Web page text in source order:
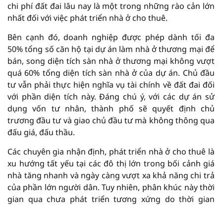
chi phí đất đai lâu nay là một trong những rào cản lớn
nhất đối với việc phát triển nhà ở cho thuê.
Bên cạnh đó, doanh nghiệp được phép dành tối đa
50% tổng số căn hộ tại dự án làm nhà ở thương mại để
bán, song diện tích sàn nhà ở thương mại không vượt
quá 60% tổng diện tích sàn nhà ở của dự án. Chủ đầu
tư vẫn phải thực hiện nghĩa vụ tài chính về đất đai đối
với phần diện tích này. Đáng chú ý, với các dự án sử
dụng vốn tư nhân, thành phố sẽ quyết định chủ
trương đầu tư và giao chủ đầu tư mà không thông qua
đấu giá, đấu thầu.
Các chuyên gia nhận định, phát triển nhà ở cho thuê là
xu hướng tất yếu tại các đô thị lớn trong bối cảnh giá
nhà tăng nhanh và ngày càng vượt xa khả năng chi trả
của phần lớn người dân. Tuy nhiên, phân khúc này thời
gian qua chưa phát triển tương xứng do thời gian